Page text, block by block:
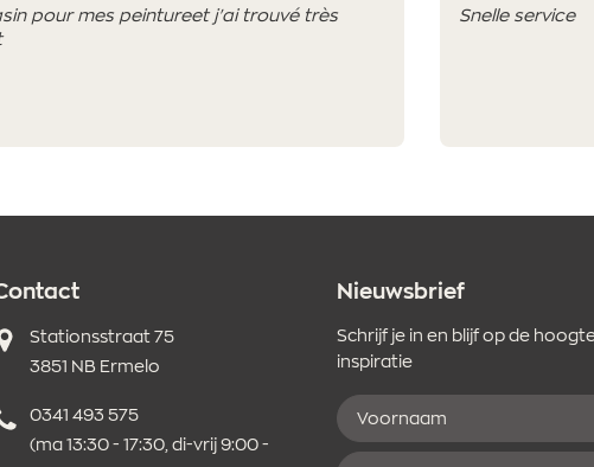
pour mes peintureet j'ai trouvé très
Snelle service
Adres
Stationsstraat 75
3851 NB Ermelo
Telefoonnummer
0341 493 575
(ma 13:30 - 17:30, di-vrij 9:00 -
Nieuwsbrief
Schrijf je in en blijf op de
inspiratie
Voornaam